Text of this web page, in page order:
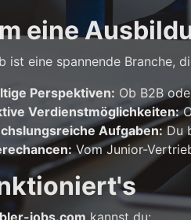
eine
ist eine spannende Branche,
Perspektiven: Ob B2B
Verdienstmöglichkeiten:
Aufgaben:Du
Vom Junior-